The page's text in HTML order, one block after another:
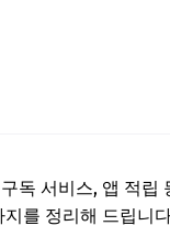
독 서비스, 앱 적립
를 정리해 드립니